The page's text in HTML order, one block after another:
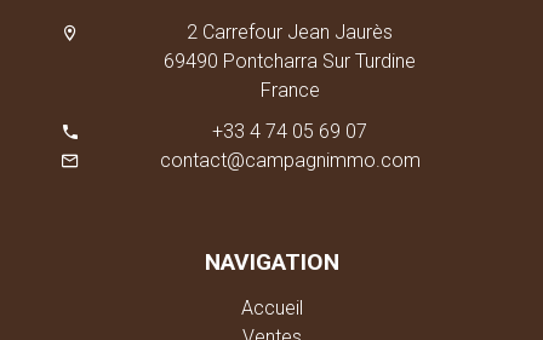
2 Carrefour Jean Jaurès
69490 Pontcharra Sur Turdine
France
+33 4 74 05 69 07
contact@campagnimmo.com
NAVIGATION
Accueil